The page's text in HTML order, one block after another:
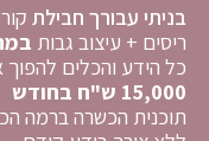
בניתי עבורך חבילת
ריסים + עיצוב גבות
כל הידע והכלים
15,000 ש"ח בחודש